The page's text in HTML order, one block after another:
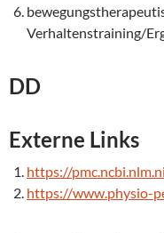
Verhaltenstraining/
DD
Externe Links
https://
https://www.physio-